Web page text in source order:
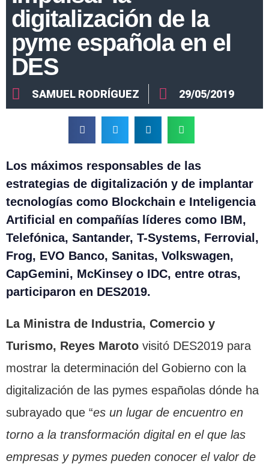
digitalización de la
pyme española en el
DES
SAMUEL RODRÍGUEZ 29/05/2019
Los máximos responsables de las
estrategias de digitalización y de implantar
tecnologías como Blockchain e Inteligencia
Artificial en compañías líderes como IBM,
Telefónica, Santander, T-Systems, Ferrovial,
Frog, EVO Banco, Sanitas, Volkswagen,
CapGemini, McKinsey o IDC, entre otras,
participaron en DES2019.
La Ministra de Industria, Comercio y
Turismo, Reyes Maroto visitó DES2019 para
mostrar la determinación del Gobierno con la
digitalización de las pymes españolas dónde ha
subrayado que “es un lugar de encuentro en
torno a la transformación digital en el que las
empresas y pymes pueden conocer el valor de